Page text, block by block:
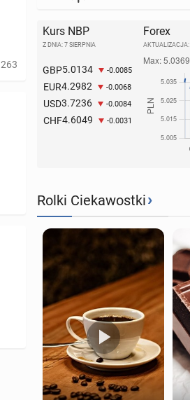
263
Kurs NBP
Z DNIA: 7 SIERPNIA
GBP5.0134 -0.0085
EUR4.2982 -0.0068
USD3.7236 -0.0084
CHF4.6049 -0.0031
Forex
AKTUALIZACJA:
Rolki Ciekawostki›